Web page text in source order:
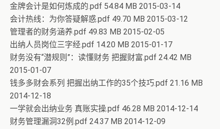
金牌会计是如何炼成的.pdf 54.84 MB 2015-03-14
会计热线：为你答疑解惑.pdf 49.70 MB 2015-03-12
管理者的财务涵养.pdf 49.83 MB 2015-02-05
出纳人员岗位三字经.pdf 14.20 MB 2015-01-17
财务没有“潜规则”：读懂财务 把握财富.pdf 24.42 MB
2015-01-07
钱多多财会系列 把握出纳工作的35个技巧.pdf 21.16 MB
2014-12-18
一学就会出纳业务 真账实操.pdf 46.28 MB 2014-12-14
财务管理漏洞32例.pdf 24.37 MB 2014-12-09